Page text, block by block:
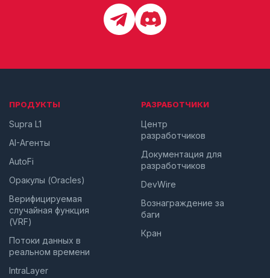
ПРОДУКТЫ
Supra L1
AI-Агенты
AutoFi
Оракулы (Oracles)
Верифицируемая
случайная функция
(VRF)
Потоки данных в
реальном времени
IntraLayer
РАЗРАБОТЧИКИ
Центр
разработчиков
Документация для
разработчиков
DevWire
Вознаграждение за
баги
Кран